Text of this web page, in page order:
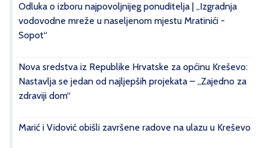
Odluka o izboru najpovoljnijeg ponuditelja | „Izgradnja
vodovodne mreže u naseljenom mjestu Mratinići -
Sopot“
Nova sredstva iz Republike Hrvatske za općinu Kreševo:
Nastavlja se jedan od najljepših projekata – „Zajedno za
zdraviji dom“
Marić i Vidović obišli završene radove na ulazu u Kreševo